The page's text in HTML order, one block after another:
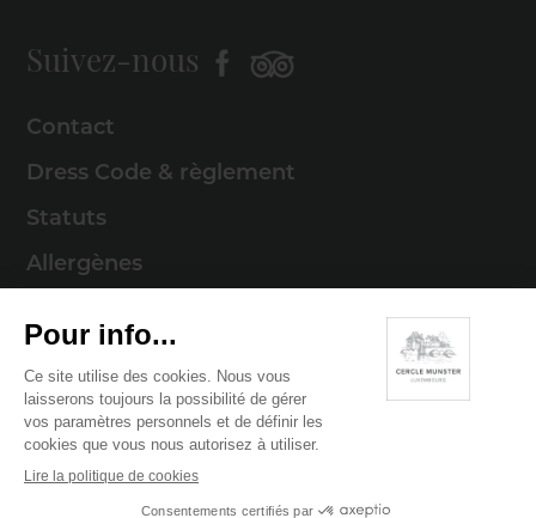
Suivez-nous
Contact
Dress Code & règlement
Statuts
Allergènes
Mentions légales
Politique de cookies
Politique de confidentialité
© 2026 Cercle Munster . Tous droits réservés